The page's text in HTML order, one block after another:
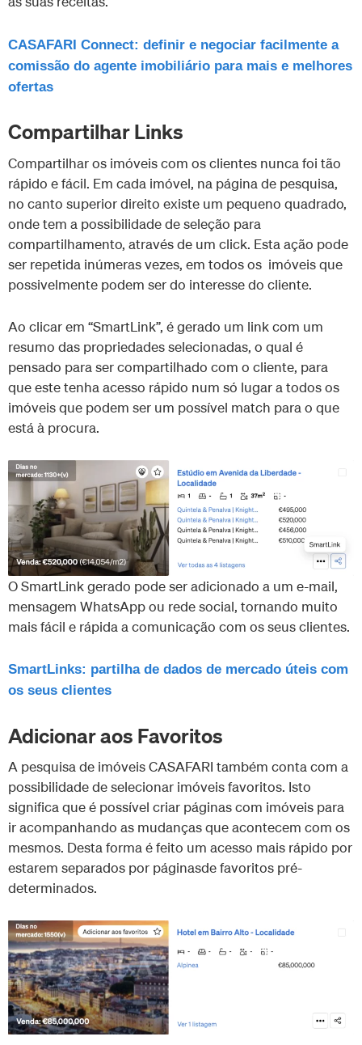
CASAFARI Connect: definir e negociar facilmente a
comissão do agente imobiliário para mais e melhores
ofertas
Compartilhar Links
Compartilhar os imóveis com os clientes nunca foi tão
rápido e fácil. Em cada imóvel, na página de pesquisa,
no canto superior direito existe um pequeno quadrado,
onde tem a possibilidade de seleção para
compartilhamento, através de um click. Esta ação pode
ser repetida inúmeras vezes, em todos os imóveis que
possivelmente podem ser do interesse do cliente.
Ao clicar em “SmartLink”, é gerado um link com um
resumo das propriedades selecionadas, o qual é
pensado para ser compartilhado com o cliente, para
que este tenha acesso rápido num só lugar a todos os
imóveis que podem ser um possível match para o que
está à procura.
O SmartLink gerado pode ser adicionado a um e-mail,
mensagem WhatsApp ou rede social, tornando muito
mais fácil e rápida a comunicação com os seus clientes.
SmartLinks: partilha de dados de mercado úteis com
os seus clientes
Adicionar aos Favoritos
A pesquisa de imóveis CASAFARI também conta com a
possibilidade de selecionar imóveis favoritos. Isto
significa que é possível criar páginas com imóveis para
ir acompanhando as mudanças que acontecem com os
mesmos. Desta forma é feito um acesso mais rápido por
estarem separados por páginasde favoritos pré-
determinados.